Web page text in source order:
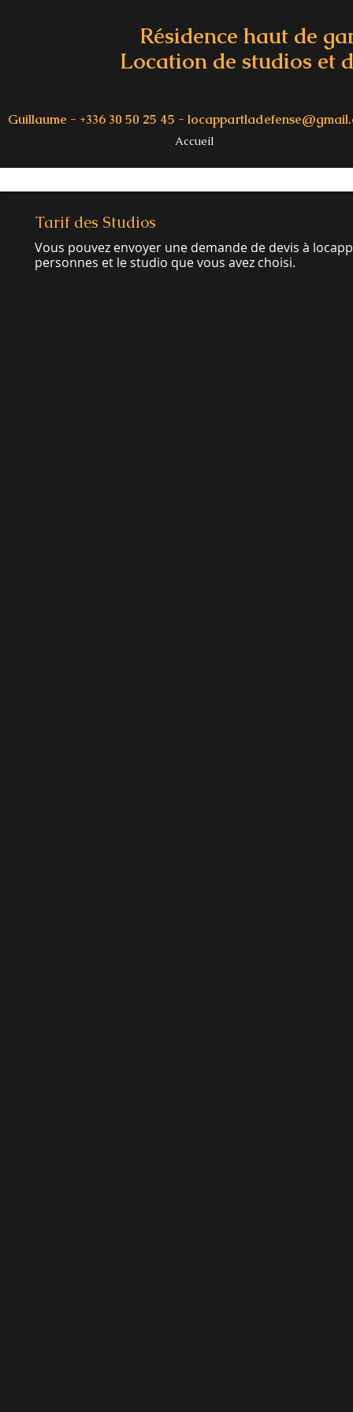
Résidence haut de
Location de studios et
Guillaume - +336 30 50 25 45 -
Accueil
Tarif des Studios
Vous pouvez envoyer une demande de devis à
personnes et le studio que vous avez choisi.